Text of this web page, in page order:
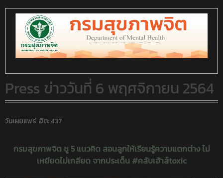
Press ข่าววันที่ 6 พฤศจิกายน 2564
วันเผยแพร่ ฮิต: 437
กรมสุขภาพจิต ชู 5 แนวคิด สอนลูกให้เรียนรู้ความแตกต่าง ไม่
เหยียดไม่เกลียด จากประเด็น #คลับเฮ้าส์toxic